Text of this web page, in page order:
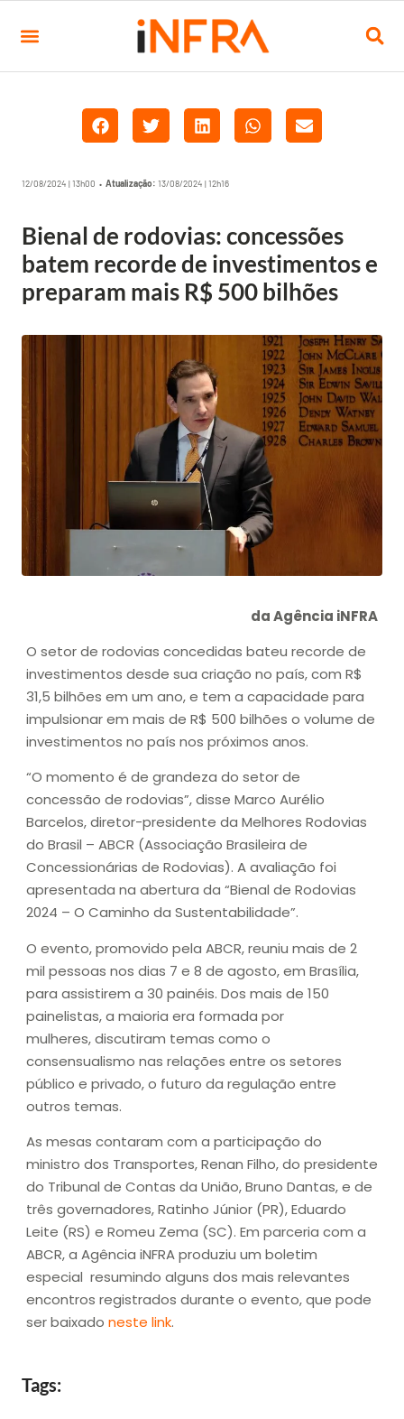
12/08/2024 | 13h00 • Atualização: 13/08/2024 | 12h16
Bienal de rodovias: concessões
batem recorde de investimentos e
preparam mais R$ 500 bilhões
da Agência iNFRA
O setor de rodovias concedidas bateu recorde de
investimentos desde sua criação no país, com R$
31,5 bilhões em um ano, e tem a capacidade para
impulsionar em mais de R$ 500 bilhões o volume de
investimentos no país nos próximos anos.
“O momento é de grandeza do setor de
concessão de rodovias”, disse Marco Aurélio
Barcelos, diretor-presidente da Melhores Rodovias
do Brasil – ABCR (Associação Brasileira de
Concessionárias de Rodovias). A avaliação foi
apresentada na abertura da “Bienal de Rodovias
2024 – O Caminho da Sustentabilidade”.
O evento, promovido pela ABCR, reuniu mais de 2
mil pessoas nos dias 7 e 8 de agosto, em Brasília,
para assistirem a 30 painéis. Dos mais de 150
painelistas, a maioria era formada por
mulheres, discutiram temas como o
consensualismo nas relações entre os setores
público e privado, o futuro da regulação entre
outros temas.
As mesas contaram com a participação do
ministro dos Transportes, Renan Filho, do presidente
do Tribunal de Contas da União, Bruno Dantas, e de
três governadores, Ratinho Júnior (PR), Eduardo
Leite (RS) e Romeu Zema (SC). Em parceria com a
ABCR, a Agência iNFRA produziu um boletim
especial resumindo alguns dos mais relevantes
encontros registrados durante o evento, que pode
ser baixado neste link.
Tags: